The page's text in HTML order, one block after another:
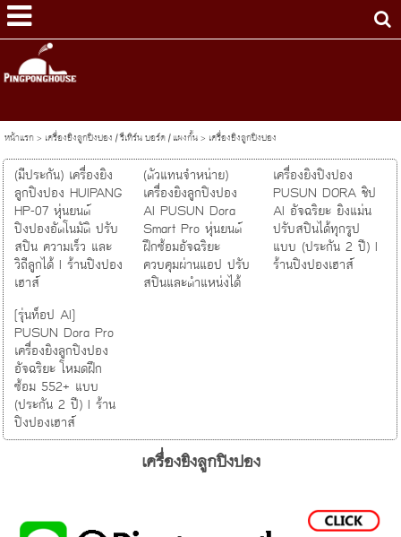
หน้าแรก> เครื่องยิงลูกปิงปอง / รีเทิร์น บอร์ด / แผงกั้น> เครื่องยิงลูกปิงปอง
(มีประกัน) เครื่องยิง
ลูกปิงปอง HUIPANG
HP-07 หุ่นยนต์
ปิงปองอัตโนมัติ ปรับ
สปิน ความเร็ว และ
วิถีลูกได้ I ร้านปิงปอง
เฮาส์
(ตัวแทนจำหน่าย)
เครื่องยิงลูกปิงปอง
AI PUSUN Dora
Smart Pro หุ่นยนต์
ฝึกซ้อมอัจฉริยะ
ควบคุมผ่านแอป ปรับ
สปินและตำแหน่งได้
เครื่องยิงปิงปอง
PUSUN DORA ชิป
AI อัจฉริยะ ยิงแม่น
ปรับสปินได้ทุกรูป
แบบ (ประกัน 2 ปี) I
ร้านปิงปองเฮาส์
[รุ่นท็อป AI]
PUSUN Dora Pro
เครื่องยิงลูกปิงปอง
อัจฉริยะ โหมดฝึก
ซ้อม 552+ แบบ
(ประกัน 2 ปี) I ร้าน
ปิงปองเฮาส์
เครื่องยิงลูกปิงปอง